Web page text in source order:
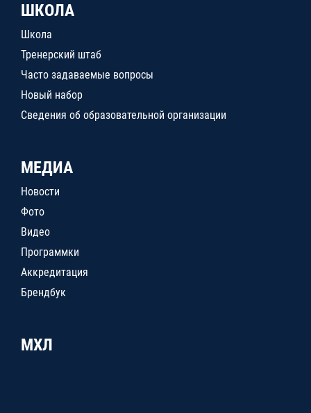
ШКОЛА
Школа
Тренерский штаб
Часто задаваемые вопросы
Новый набор
Сведения об образовательной организации
МЕДИА
Новости
Фото
Видео
Программки
Аккредитация
Брендбук
МХЛ